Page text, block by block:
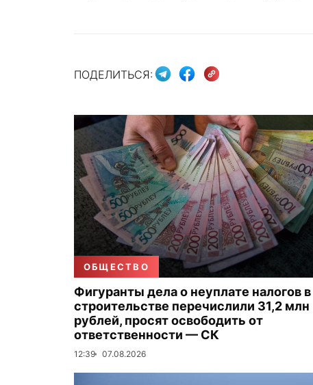
ПОДЕЛИТЬСЯ:
ОБЩЕСТВО
Фигуранты дела о неуплате налогов в
строительстве перечислили 31,2 млн
рублей, просят освободить от
ответственности — СК
12:39 07.08.2026